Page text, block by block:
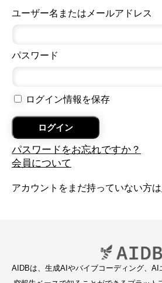
ユーザー名またはメールアドレス
パスワード
ログイン情報を保存
パスワードをお忘れですか？
会員について
アカウントをまだ持っていない方は
AIDBは、生成AIやバイブコーディング、